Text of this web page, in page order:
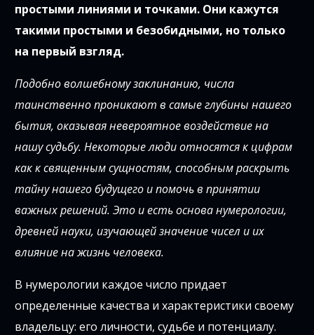
простыми линиями и точками. Они кажутся
такими простыми и безобидными, но только
на первый взгляд.
Подобно волшебному заклинанию, числа
таинственно проникают в самые глубины нашего
бытия, оказывая невероятное воздействие на
нашу судьбу. Некоторые люди относятся к цифрам
как к священным сущностям, способным раскрыть
тайну нашего будущего и помочь в принятии
важных решений. Это и есть основа нумерологии,
древней науки, изучающей значение чисел и их
влияние на жизнь человека.
В нумерологии каждое число придает
определенные качества и характеристики своему
владельцу: его личности, судьбе и потенциалу.